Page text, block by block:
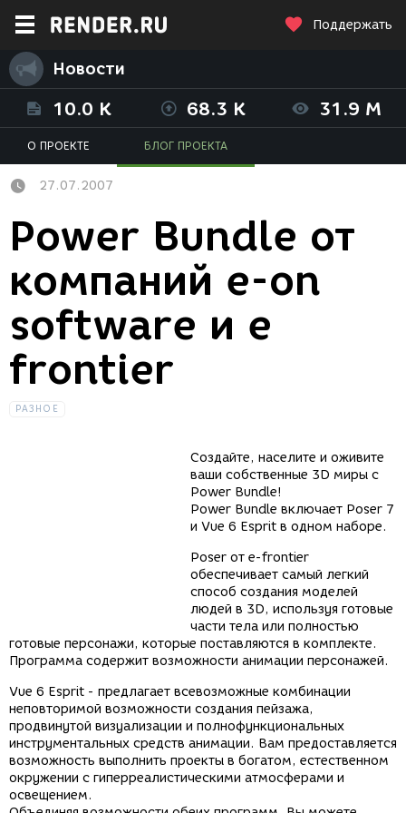
Поддержать
Новости
10.0 K 68.3 K 31.9 M
О ПРОЕКТЕ БЛОГ ПРОЕКТА
27.07.2007
Power Bundle от
компаний e-on
software и e
frontier
РАЗНОЕ
Создайте, населите и оживите
ваши собственные 3D миры с
Power Bundle!
Power Bundle включает Poser 7
и Vue 6 Esprit в одном наборе.
Poser от e-frontier
обеспечивает самый легкий
способ создания моделей
людей в 3D, используя готовые
части тела или полностью
готовые персонажи, которые поставляются в комплекте.
Программа содержит возможности анимации персонажей.
Vue 6 Esprit - предлагает всевозможные комбинации
неповторимой возможности создания пейзажа,
продвинутой визуализации и полнофункциональных
инструментальных средств анимации. Вам предоставляется
возможность выполнить проекты в богатом, естественном
окружении с гиперреалистическими атмосферами и
освещением.